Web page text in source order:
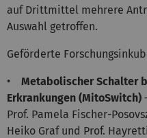
auf Drittmittel mehrere
Auswahl getroffen.
Geförderte
• Metabolischer Schalter
Erkrankungen (MitoSwitch)
Prof. Pamela Fischer-
Heiko Graf und Prof.